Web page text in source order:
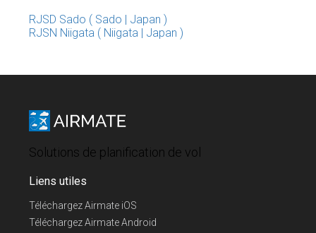
RJSD Sado ( Sado | Japan )
RJSN Niigata ( Niigata | Japan )
Solutions de planification de vol
Liens utiles
Téléchargez Airmate iOS
Téléchargez Airmate Android